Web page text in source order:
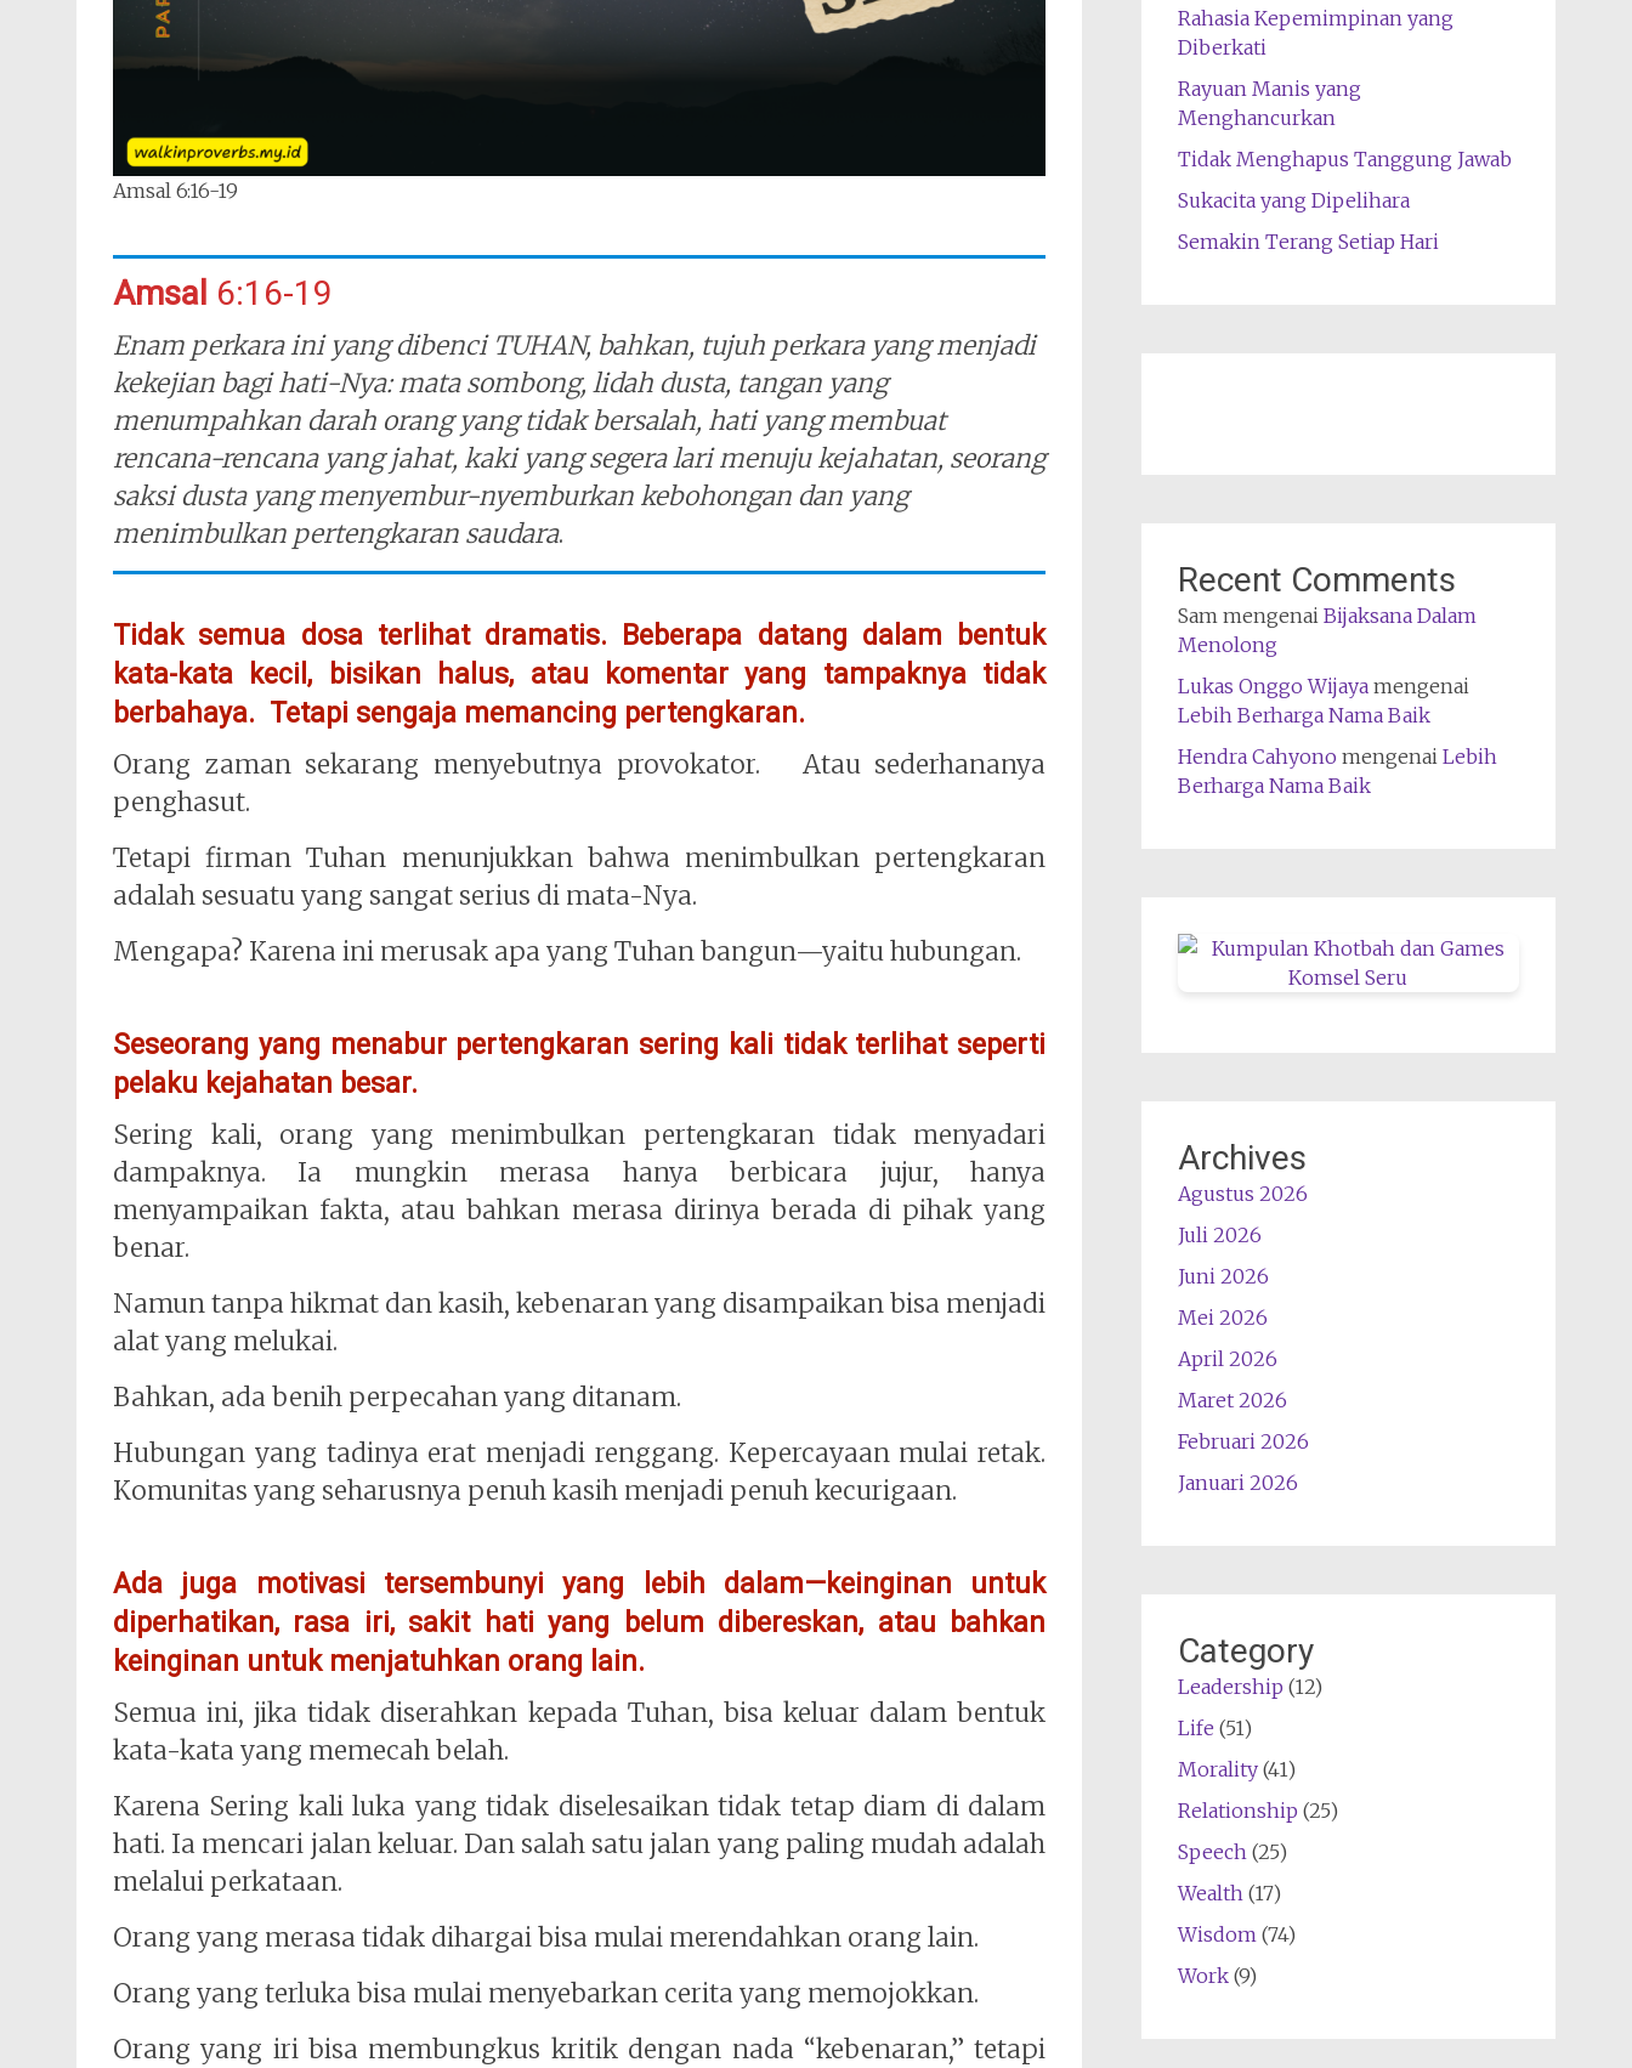
Amsal 6:16-19
Amsal 6:16-19
Enam perkara ini yang dibenci TUHAN, bahkan, tujuh perkara yang menjadi
kekejian bagi hati-Nya: mata sombong, lidah dusta, tangan yang
menumpahkan darah orang yang tidak bersalah, hati yang membuat
rencana-rencana yang jahat, kaki yang segera lari menuju kejahatan, seorang
saksi dusta yang menyembur-nyemburkan kebohongan dan yang
menimbulkan pertengkaran saudara.
Tidak semua dosa terlihat dramatis. Beberapa datang dalam bentuk
kata-kata kecil, bisikan halus, atau komentar yang tampaknya tidak
berbahaya. Tetapi sengaja memancing pertengkaran.
Orang zaman sekarang menyebutnya provokator. Atau sederhananya
penghasut.
Tetapi firman Tuhan menunjukkan bahwa menimbulkan pertengkaran
adalah sesuatu yang sangat serius di mata-Nya.
Mengapa? Karena ini merusak apa yang Tuhan bangun—yaitu hubungan.
Seseorang yang menabur pertengkaran sering kali tidak terlihat seperti
pelaku kejahatan besar.
Sering kali, orang yang menimbulkan pertengkaran tidak menyadari
dampaknya. Ia mungkin merasa hanya berbicara jujur, hanya
menyampaikan fakta, atau bahkan merasa dirinya berada di pihak yang
benar.
Namun tanpa hikmat dan kasih, kebenaran yang disampaikan bisa menjadi
alat yang melukai.
Bahkan, ada benih perpecahan yang ditanam.
Hubungan yang tadinya erat menjadi renggang. Kepercayaan mulai retak.
Komunitas yang seharusnya penuh kasih menjadi penuh kecurigaan.
Ada juga motivasi tersembunyi yang lebih dalam—keinginan untuk
diperhatikan, rasa iri, sakit hati yang belum dibereskan, atau bahkan
keinginan untuk menjatuhkan orang lain.
Semua ini, jika tidak diserahkan kepada Tuhan, bisa keluar dalam bentuk
kata-kata yang memecah belah.
Karena Sering kali luka yang tidak diselesaikan tidak tetap diam di dalam
hati. Ia mencari jalan keluar. Dan salah satu jalan yang paling mudah adalah
melalui perkataan.
Orang yang merasa tidak dihargai bisa mulai merendahkan orang lain.
Orang yang terluka bisa mulai menyebarkan cerita yang memojokkan.
Orang yang iri bisa membungkus kritik dengan nada “kebenaran,” tetapi
Rahasia Kepemimpinan yang
Diberkati
Rayuan Manis yang
Menghancurkan
Tidak Menghapus Tanggung Jawab
Sukacita yang Dipelihara
Semakin Terang Setiap Hari
Recent Comments
Sammengenai Bijaksana Dalam
Menolong
Lukas Onggo Wijayamengenai
Lebih Berharga Nama Baik
Hendra Cahyono mengenai Lebih
Berharga Nama Baik
Archives
Agustus 2026
Juli 2026
Juni 2026
Mei 2026
April 2026
Maret 2026
Februari 2026
Januari 2026
Category
Leadership (12)
Life (51)
Morality(41)
Relationship (25)
Speech(25)
Wealth(17)
Wisdom(74)
Work(9)